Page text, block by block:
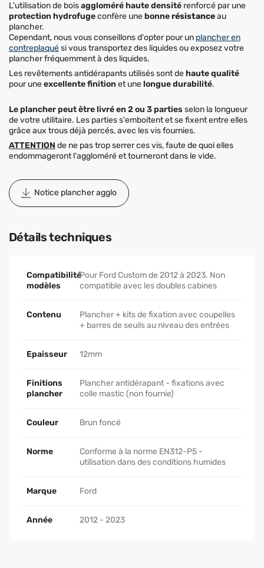
L'utilisation de boisaggloméré haute densité renforcé par une
protection hydrofugeconfère unebonnerésistanceau
plancher.
Cependant, nous vous conseillons d'opter pour un plancher en
contreplaquési vous transportez des liquides ou exposez votre
plancher fréquemment à des liquides.
Les revêtements antidérapants utilisés sont dehaute qualité
pour uneexcellente finition et unelongue durabilité.
Le plancher peut être livré en 2 ou 3 parties selon la longueur
de votre utilitaire. Les parties s'emboitent et se fixent entre elles
grâce aux trous déjà percés, avec les vis fournies.
ATTENTION de ne pas trop serrer ces vis, faute de quoi elles
endommageront l'aggloméré et tourneront dans le vide.
Notice plancher agglo
Détails techniques
Compatibilité
modèles
Pour Ford Custom de 2012 à 2023. Non
compatible avec les doubles cabines
Contenu
Plancher + kits de fixation avec coupelles
+ barres de seuils au niveau des entrées
Epaisseur 12mm
Finitions
plancher
Plancher antidérapant - fixations avec
colle mastic (non fournie)
Couleur Brun foncé
Norme
Conforme à la norme EN312-P5 -
utilisation dans des conditions humides
Marque Ford
Année 2012 - 2023